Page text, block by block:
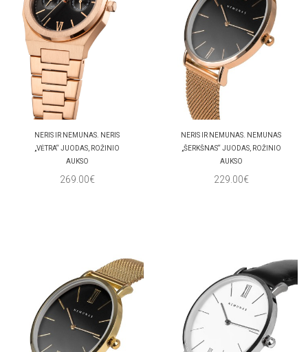
NERIS IR NEMUNAS. NERIS
„VĖTRA“ JUODAS, ROŽINIO
AUKSO
269.00€
NERIS IR NEMUNAS. NEMUNAS
„ŠERKŠNAS“ JUODAS, ROŽINIO
AUKSO
229.00€